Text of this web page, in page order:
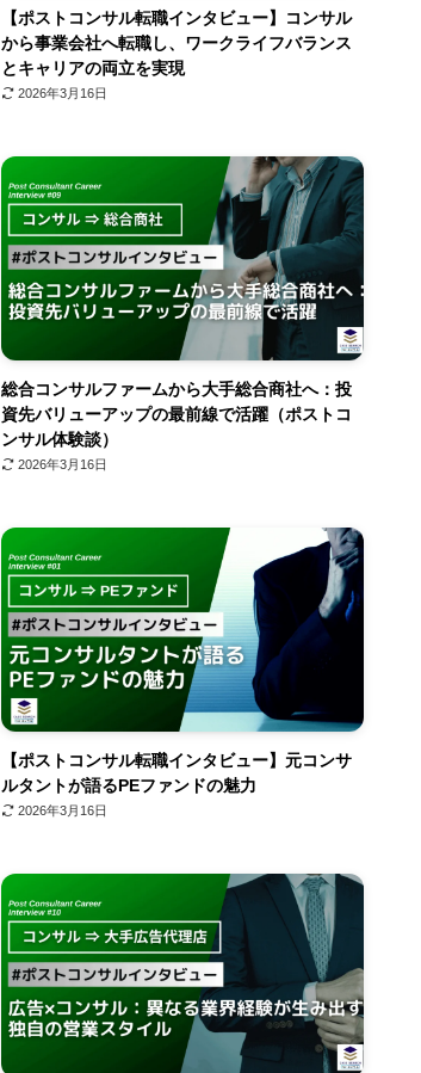
【ポストコンサル転職インタビュー】コンサル
から事業会社へ転職し、ワークライフバランス
とキャリアの両立を実現
2026年3月16日
総合コンサルファームから大手総合商社へ：投
資先バリューアップの最前線で活躍（ポストコ
ンサル体験談）
2026年3月16日
【ポストコンサル転職インタビュー】元コンサ
ルタントが語るPEファンドの魅力
2026年3月16日